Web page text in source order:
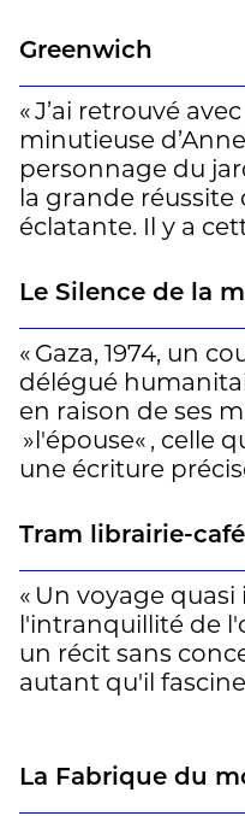
obsolète la
nous fait sentir la
et les grains de
dent. On pense
Sahara« de
anglais«
surtout qu'on est
magnifique
Greenwich
« J’ai retrouvé
minutieuse
personnage du
la grande réussite
éclatante. Il y a
mienne en tout
Le Silence de la
« Gaza, 1974, un
délégué
en raison de ses
»l'épouse« , celle
une écriture
faisant ressentir
lassitude, le
mais également
utile, l'espoir des
l'atmosphère d'un
odeurs et ses
trouver sa place.
Tram librairie-café
« Un voyage
l'intranquillité de
un récit sans
autant qu'il
La Fabrique du